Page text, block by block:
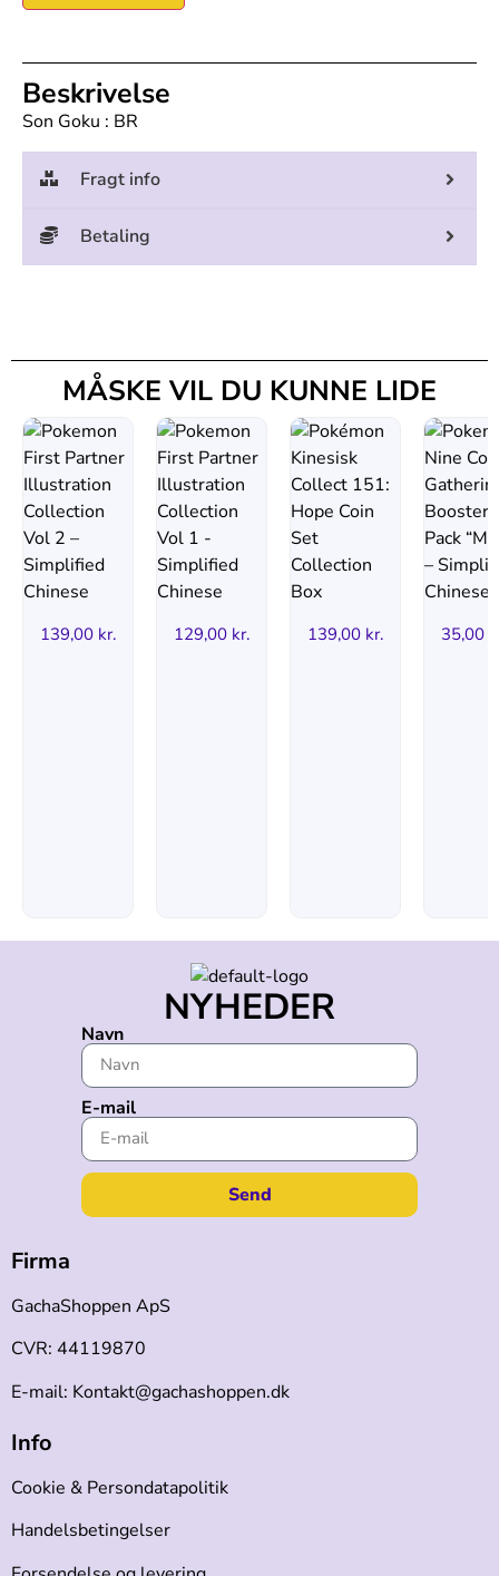
Beskrivelse
Son Goku : BR
Fragt info
Betaling
MÅSKE VIL DU KUNNE LIDE
139,00 kr. 129,00 kr. 139,00 kr. 35,00
NYHEDER
Navn
E-mail
Send
Firma
GachaShoppen ApS
CVR: 44119870
E-mail: Kontakt@gachashoppen.dk
Info
Cookie & Persondatapolitik
Handelsbetingelser